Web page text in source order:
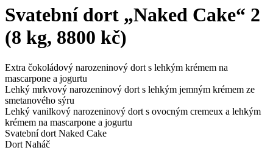
Svatební dort „Naked Cake“ 2
(8 kg, 8800 kč)
Extra čokoládový narozeninový dort s lehkým krémem na
mascarpone a jogurtu
Lehký mrkvový narozeninový dort s lehkým jemným krémem ze
smetanového sýru
Lehký vanilkový narozeninový dort s ovocným cremeux a lehkým
krémem na mascarpone a jogurtu
Svatební dort Naked Cake
Dort Naháč